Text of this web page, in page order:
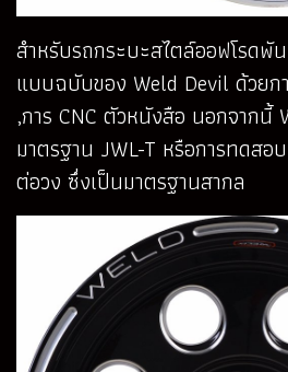
สำหรับรถกระบะสไตล์ออฟโรดพั
แบบฉบับของ Weld Devil ด้วยก
,การ CNC ตัวหนังสือ นอกจากนี้
มาตรฐาน JWL-T หรือการทดส
ต่อวง ซึ่งเป็นมาตรฐานสากล